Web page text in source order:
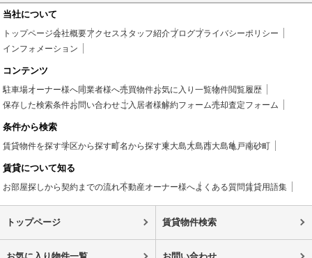
当社について
トップページ会社概要アクセススタッフ紹介ブログプライバシーポリシー
インフォメーション
コンテンツ
駐車場オーナー様へ同業者様へ売買物件お気に入り一覧物件閲覧履歴
保存した検索条件お問い合わせご入居者様解約フォーム売却査定フォーム
条件から検索
賃貸物件を探す学区から探す町名から探す東大島大島西大島亀戸南砂町
賃貸について知る
お部屋探しから契約までの流れ不動産オーナー様へよくある質問賃貸用語集
トップページ 賃貸物件検索